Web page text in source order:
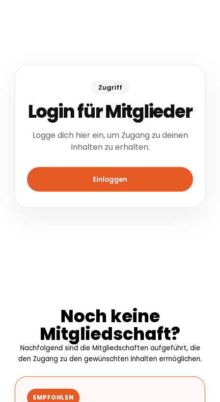
Zugriff
Login für Mitglieder
Logge dich hier ein, um Zugang zu deinen
Inhalten zu erhalten.
Einloggen
Noch keine
Mitgliedschaft?
Nachfolgend sind die Mitgliedschaften aufgeführt, die
den Zugang zu den gewünschten Inhalten ermöglichen.
EMPFOHLEN